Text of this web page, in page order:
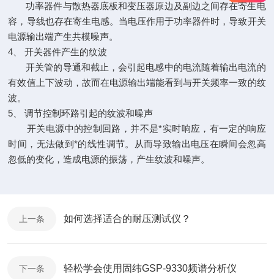
功率器件与散热器底板和变压器原边及副边之间存在寄生电
容，导线也存在寄生电感。当电压作用于功率器件时，导致开关
电源输出端产生共模噪声。
4、 开关器件产生的纹波
开关管的导通和截止，会引起电感中的电流随着输出电流的
有效值上下波动，故而在电源输出端能看到与开关频率一致的纹
波。
5、 调节控制环路引起的纹波和噪声
开关电源中的控制回路，并不是*实时响应，有一定的响应
时间，无法做到*的线性调节。从而导致输出电压在瞬间会忽高
忽低的变化，造成电源的振荡，产生纹波和噪声。
上一条 如何选择适合的耐压测试仪？
下一条 轻松学会使用固纬GSP-9330频谱分析仪